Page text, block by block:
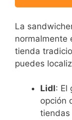
La
normalmente
tienda
puedes
Lidl: El
opción
tiendas